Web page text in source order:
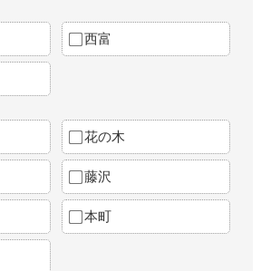
西富
花の木
藤沢
本町